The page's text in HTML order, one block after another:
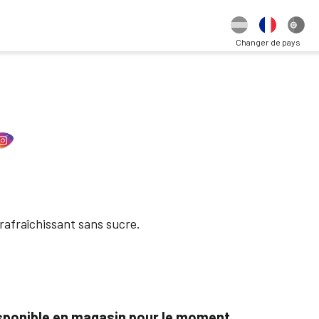
Changer de pays
sans sucre.